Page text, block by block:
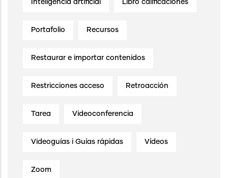
Inteligencia artificial Libro calificaciones
Portafolio Recursos
Restaurar e importar contenidos
Restricciones acceso Retroacción
Tarea Videoconferencia
Videoguías i Guías rápidas Vídeos
Zoom